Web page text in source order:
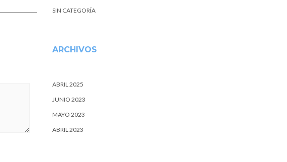
SIN CATEGORÍA
ARCHIVOS
ABRIL 2025
JUNIO 2023
MAYO 2023
ABRIL 2023